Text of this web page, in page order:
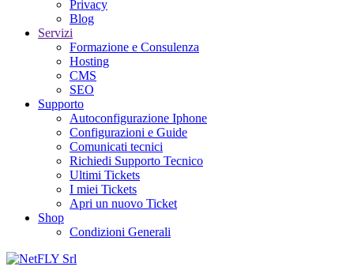
Privacy
Blog
Servizi
Formazione e Consulenza
Hosting
CMS
SEO
Supporto
Autoconfigurazione Iphone
Configurazioni e Guide
Comunicati tecnici
Richiedi Supporto Tecnico
Ultimi Tickets
I miei Tickets
Apri un nuovo Ticket
Shop
Condizioni Generali